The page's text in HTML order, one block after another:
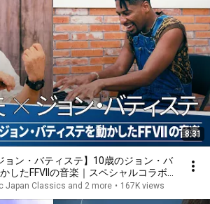
8:31
ョン・バティステ】10歳のジョン・バ
したFFVIIの音楽｜スペシャルコラボ
Japan Classics and 2 more • 167K views